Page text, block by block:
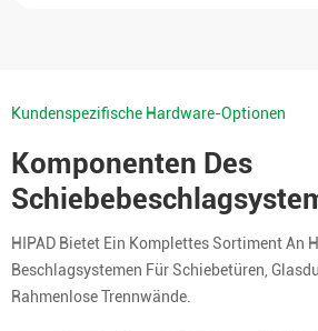
Kundenspezifische Hardware-Optionen
Komponenten Des
HIPAD Bietet Ein Komplettes Sortiment An
Beschlagsystemen Für Schiebetüren,
Rahmenlose Trennwände.